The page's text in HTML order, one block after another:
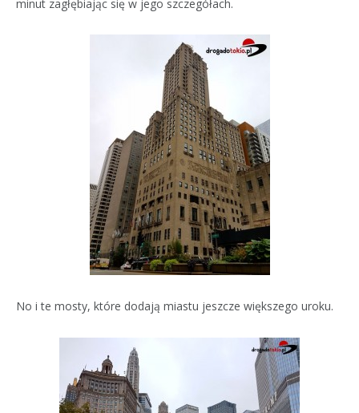
minut zagłębiając się w jego szczegółach.
No i te mosty, które dodają miastu jeszcze większego uroku.